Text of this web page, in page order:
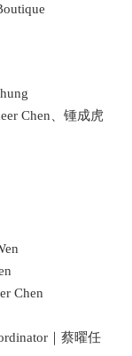
Chen、锺成虎
Chen
｜蔡曜任